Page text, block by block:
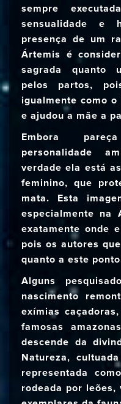
sempre
sensualidade e
presença de um
Ártemis é
sagrada quanto
pelos partos,
igualmente como
e ajudou a mãe a
Embora
personalidade
verdade ela está
feminino, que
mata. Esta
especialmente na
exatamente onde
pois os autores
quanto a este
Alguns
nascimento
exímias
famosas
descende da
Natureza,
representada
rodeada por leões,